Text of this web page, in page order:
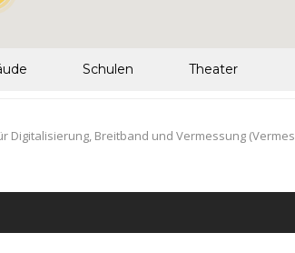
Schulen Theater
Digitalisierung, Breitband und Vermessung